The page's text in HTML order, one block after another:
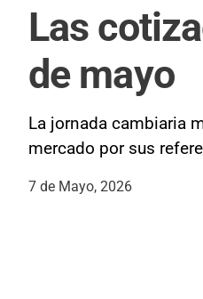
Las
de mayo
La jornada cambiaria
mercado por sus
7 de Mayo, 2026